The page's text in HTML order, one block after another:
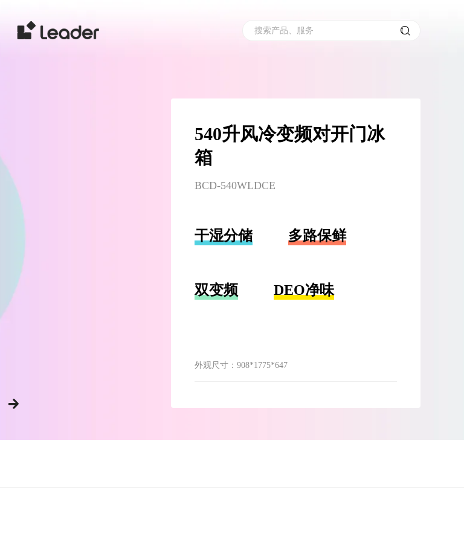
搜索产品、服务
540升风冷变频对开门冰
箱
BCD-540WLDCE
干湿分储 多路保鲜
双变频 DEO净味
外观尺寸：908*1775*647